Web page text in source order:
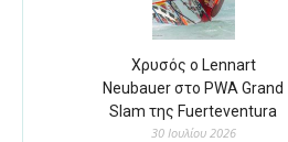
Χρυσός ο Lennart
Neubauer στο PWA Grand
Slam της Fuerteventura
30 Ιουλίου 2026